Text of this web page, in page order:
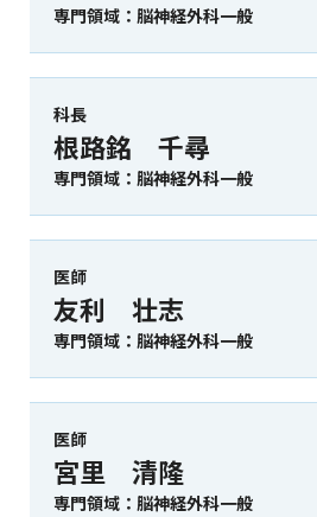
専門領域：脳神経外科一般
科長
根路銘 千尋
専門領域：脳神経外科一般
医師
友利 壮志
専門領域：脳神経外科一般
医師
宮里 清隆
専門領域：脳神経外科一般